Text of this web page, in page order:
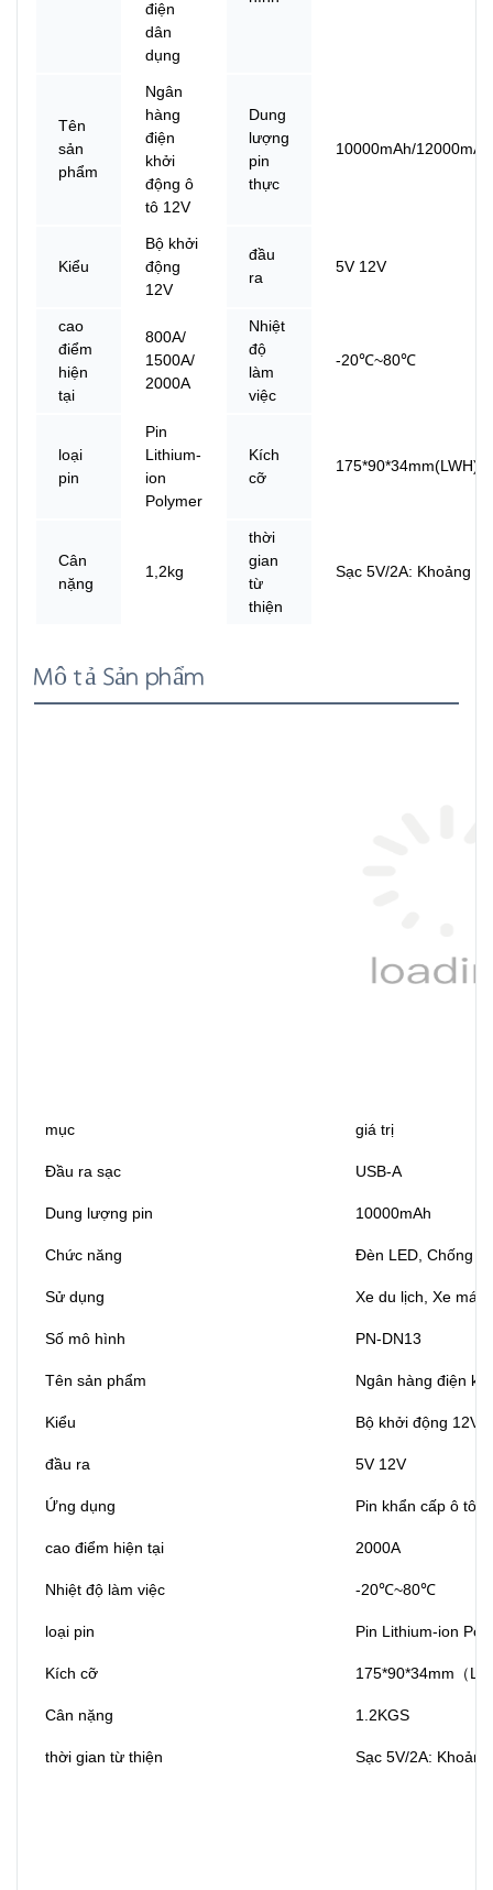
điện
dân
dụng
Tên
sản
phẩm
Ngân
hàng
điện
khởi
động ô
tô 12V
Dung
lượng
pin
thực
10000mAh/
Kiểu
Bộ khởi
động
12V
đầu
ra
5V 12V
cao
điểm
hiện
tại
800A/
1500A/
2000A
Nhiệt
độ
làm
việc
-20℃~80℃
loại
pin
Pin
Lithium-
ion
Polymer
Kích
cỡ
175*90*34mm(LWH)
Cân
nặng
1,2kg
thời
gian
từ
thiện
Sạc 5V/2A: Khoảng
Mô tả Sản phẩm
mục giá trị
Đầu ra sạc USB-A
Dung lượng pin 10000mAh
Chức năng Đèn LED, Chống
Sử dụng Xe du lịch, Xe
Số mô hình PN-DN13
Tên sản phẩm Ngân hàng điện
Kiểu Bộ khởi động 12V
đầu ra 5V 12V
Ứng dụng Pin khẩn cấp ô tô
cao điểm hiện tại 2000A
Nhiệt độ làm việc -20℃~80℃
loại pin Pin Lithium-ion
Kích cỡ 175*90*34mm（
Cân nặng 1.2KGS
thời gian từ thiện Sạc 5V/2A: